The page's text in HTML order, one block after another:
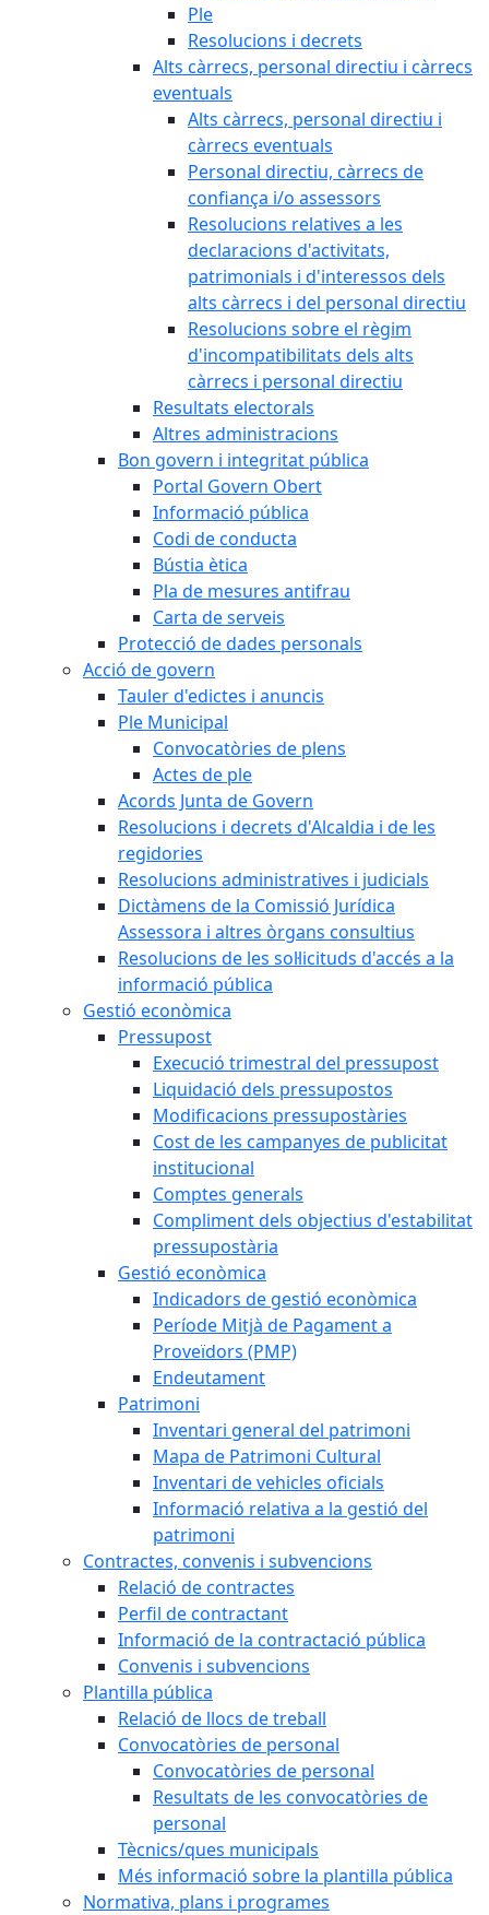
Ple
Resolucions i decrets
Alts càrrecs, personal directiu i càrrecs
eventuals
Alts càrrecs, personal directiu i
càrrecs eventuals
Personal directiu, càrrecs de
confiança i/o assessors
Resolucions relatives a les
declaracions d'activitats,
patrimonials i d'interessos dels
alts càrrecs i del personal directiu
Resolucions sobre el règim
d'incompatibilitats dels alts
càrrecs i personal directiu
Resultats electorals
Altres administracions
Bon govern i integritat pública
Portal Govern Obert
Informació pública
Codi de conducta
Bústia ètica
Pla de mesures antifrau
Carta de serveis
Protecció de dades personals
Acció de govern
Tauler d'edictes i anuncis
Ple Municipal
Convocatòries de plens
Actes de ple
Acords Junta de Govern
Resolucions i decrets d'Alcaldia i de les
regidories
Resolucions administratives i judicials
Dictàmens de la Comissió Jurídica
Assessora i altres òrgans consultius
Resolucions de les sol·licituds d'accés a la
informació pública
Gestió econòmica
Pressupost
Execució trimestral del pressupost
Liquidació dels pressupostos
Modificacions pressupostàries
Cost de les campanyes de publicitat
institucional
Comptes generals
Compliment dels objectius d'estabilitat
pressupostària
Gestió econòmica
Indicadors de gestió econòmica
Període Mitjà de Pagament a
Proveïdors (PMP)
Endeutament
Patrimoni
Inventari general del patrimoni
Mapa de Patrimoni Cultural
Inventari de vehicles oficials
Informació relativa a la gestió del
patrimoni
Contractes, convenis i subvencions
Relació de contractes
Perfil de contractant
Informació de la contractació pública
Convenis i subvencions
Plantilla pública
Relació de llocs de treball
Convocatòries de personal
Convocatòries de personal
Resultats de les convocatòries de
personal
Tècnics/ques municipals
Més informació sobre la plantilla pública
Normativa, plans i programes